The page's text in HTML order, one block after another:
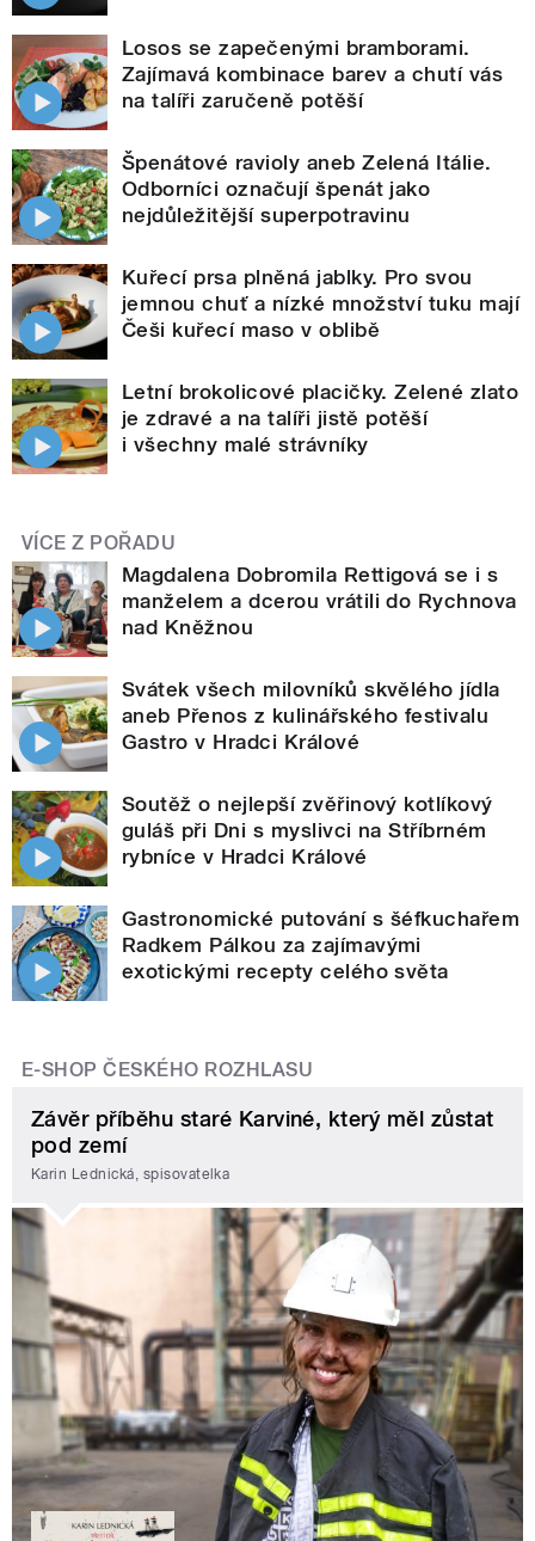
Losos se zapečenými bramborami.
Zajímavá kombinace barev a chutí vás
na talíři zaručeně potěší
Špenátové ravioly aneb Zelená Itálie.
Odborníci označují špenát jako
nejdůležitější superpotravinu
Kuřecí prsa plněná jablky. Pro svou
jemnou chuť a nízké množství tuku mají
Češi kuřecí maso v oblibě
Letní brokolicové placičky. Zelené zlato
je zdravé a na talíři jistě potěší
i všechny malé strávníky
VÍCE Z POŘADU
Magdalena Dobromila Rettigová se i s
manželem a dcerou vrátili do Rychnova
nad Kněžnou
Svátek všech milovníků skvělého jídla
aneb Přenos z kulinářského festivalu
Gastro v Hradci Králové
Soutěž o nejlepší zvěřinový kotlíkový
guláš při Dni s myslivci na Stříbrném
rybníce v Hradci Králové
Gastronomické putování s šéfkuchařem
Radkem Pálkou za zajímavými
exotickými recepty celého světa
E-SHOP ČESKÉHO ROZHLASU
Závěr příběhu staré Karviné, který měl zůstat
pod zemí
Karin Lednická, spisovatelka